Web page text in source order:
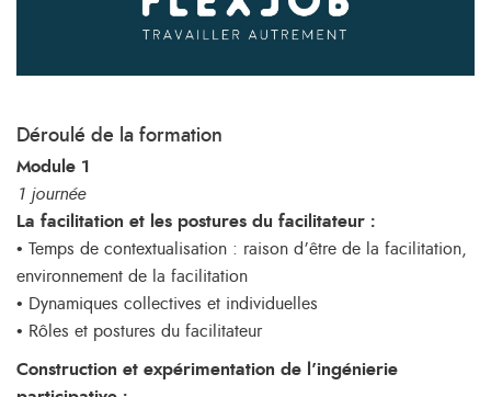
Déroulé de la formation
Module 1
1 journée
La facilitation et les postures du facilitateur :
• Temps de contextualisation : raison d’être de la facilitation,
environnement de la facilitation
• Dynamiques collectives et individuelles
• Rôles et postures du facilitateur
Construction et expérimentation de l’ingénierie